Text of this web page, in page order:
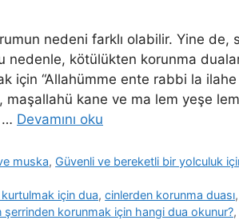
nedeni farklı olabilir. Yine de,
kötülükten korunma
için “Allahümme ente rabbi la
maşallahü kane ve ma lem yeşe
… Devamını oku
muska, Güvenli ve bereketli bir yolculuk
için dua,cinlerden korunma duası
şerrinden korunmak için hangi dua okunur?,